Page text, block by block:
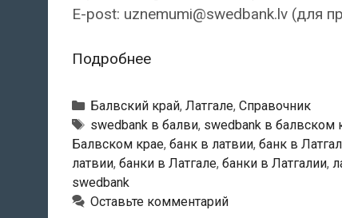
E-post: uznemumi@swedbank.lv (для
ПодробнееSwedbank
Балвский
филиал
Рубрики
Балвский край, Латгале, Справочник
Тэги
swedbank в балви, swedbank в балвском
Балвском крае, банк в латвии, банк в
латвии, банки в Латгале, банки в Латгалии,
swedbank
Оставьте комментарий